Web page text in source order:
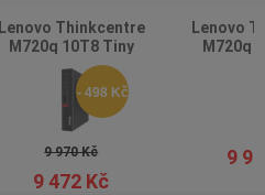
Lenovo Thinkcentre
M720q 10T8 Tiny
- 498 Kč
9 970 Kč
9 472 Kč
Lenovo
M720q
9